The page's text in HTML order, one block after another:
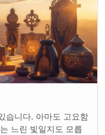
습니다. 아마도 고요함
느린 빛일지도 모릅